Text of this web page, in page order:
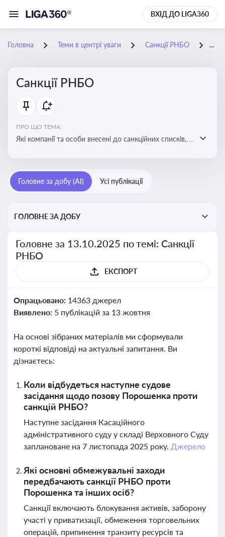
ВХІД ДО LIGA360
Головна Теми в центрі уваги Санкції РНБО
Санкції РНБО
ПРО ЩО ТЕМА:
Які компанії та особи внесені до санкційних списків,
санкцій для бізнесу та економіки в цілому
Головне за добу (AI) Усі публікації
ГОЛОВНЕ ЗА ДОБУ
Головне за 13.10.2025 по темі: Санкції
РНБО
ЕКСПОРТ
Опрацьовано: 14363 джерел
Виявлено: 5 публікацій за 13 жовтня
На основі зібраних матеріалів ми сформували
короткі відповіді на актуальні запитання. Ви
дізнаєтесь:
Коли відбудеться наступне судове
засідання щодо позову Порошенка проти
санкцій РНБО?
Наступне засідання Касаційного
адміністративного суду у складі Верховного Суду
заплановане на 7 листопада 2025 року. Джерело
Які основні обмежувальні заходи
передбачають санкції РНБО проти
Порошенка та інших осіб?
Санкції включають блокування активів, заборону
участі у приватизації, обмеження торговельних
операцій, припинення транзиту ресурсів та